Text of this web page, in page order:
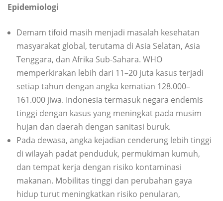
Epidemiologi
Demam tifoid masih menjadi masalah kesehatan
masyarakat global, terutama di Asia Selatan, Asia
Tenggara, dan Afrika Sub-Sahara. WHO
memperkirakan lebih dari 11–20 juta kasus terjadi
setiap tahun dengan angka kematian 128.000–
161.000 jiwa. Indonesia termasuk negara endemis
tinggi dengan kasus yang meningkat pada musim
hujan dan daerah dengan sanitasi buruk.
Pada dewasa, angka kejadian cenderung lebih tinggi
di wilayah padat penduduk, permukiman kumuh,
dan tempat kerja dengan risiko kontaminasi
makanan. Mobilitas tinggi dan perubahan gaya
hidup turut meningkatkan risiko penularan,